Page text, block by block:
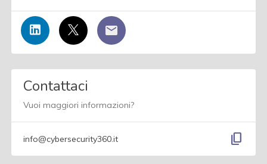
Contattaci
Vuoi maggiori informazioni?
info@cybersecurity360.it content_copy